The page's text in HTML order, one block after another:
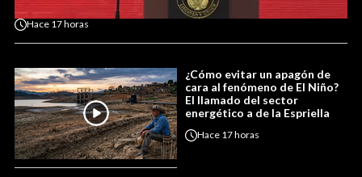
Hace 17 horas
¿Cómo evitar un apagón de
cara al fenómeno de El Niño?
El llamado del sector
energético a de la Espriella
Hace 17 horas